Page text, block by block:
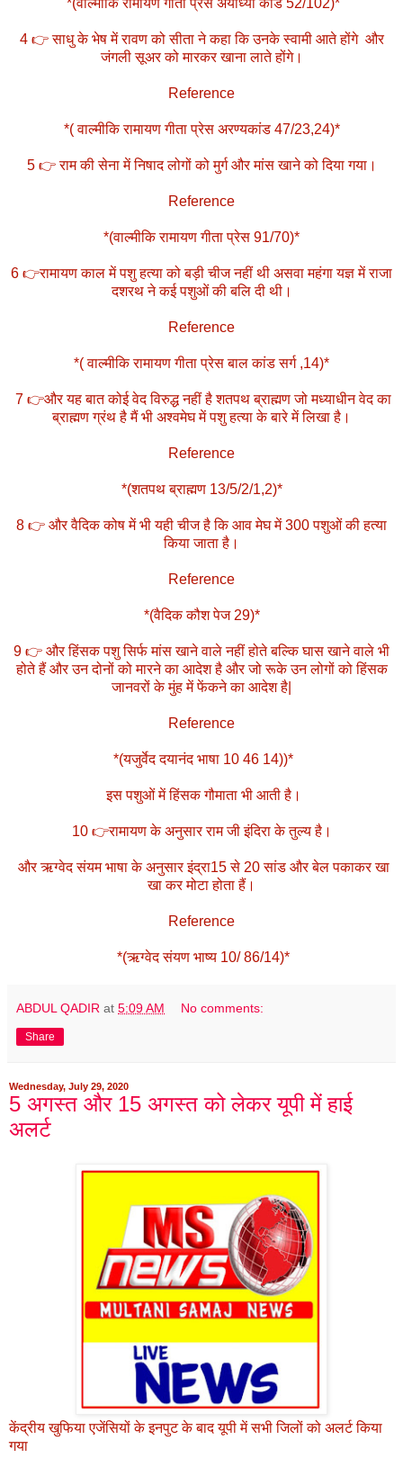
4 👉 साधु के भेष में रावण को सीता ने कहा कि उनके स्वामी आते होंगे और
जंगली सूअर को मारकर खाना लाते होंगे।
Reference
*( वाल्मीकि रामायण गीता प्रेस अरण्यकांड 47/23,24)*
5 👉 राम की सेना में निषाद लोगों को मुर्ग और मांस खाने को दिया गया।
Reference
*(वाल्मीकि रामायण गीता प्रेस 91/70)*
6 👉रामायण काल में पशु हत्या को बड़ी चीज नहीं थी असवा महंगा यज्ञ में राजा
दशरथ ने कई पशुओं की बलि दी थी।
Reference
*( वाल्मीकि रामायण गीता प्रेस बाल कांड सर्ग ,14)*
7 👉और यह बात कोई वेद विरुद्ध नहीं है शतपथ ब्राह्मण जो मध्याधीन वेद का
ब्राह्मण ग्रंथ है मैं भी अश्वमेघ में पशु हत्या के बारे में लिखा है।
Reference
*(शतपथ ब्राह्मण 13/5/2/1,2)*
8 👉 और वैदिक कोष में भी यही चीज है कि आव मेघ में 300 पशुओं की हत्या
किया जाता है।
Reference
*(वैदिक कौश पेज 29)*
9 👉 और हिंसक पशु सिर्फ मांस खाने वाले नहीं होते बल्कि घास खाने वाले भी
होते हैं और उन दोनों को मारने का आदेश है और जो रूके उन लोगों को हिंसक
जानवरों के मुंह में फेंकने का आदेश है|
Reference
*(यजुर्वेद दयानंद भाषा 10 46 14))*
इस पशुओं में हिंसक गौमाता भी आती है।
10 👉रामायण के अनुसार राम जी इंदिरा के तुल्य है।
और ऋग्वेद संयम भाषा के अनुसार इंद्रा15 से 20 सांड और बेल पकाकर खा
खा कर मोटा होता हैं।
Reference
*(ऋग्वेद संयण भाष्य 10/ 86/14)*
ABDUL QADIR at 5:09 AM No comments:
Share
Wednesday, July 29, 2020
5 अगस्त और 15 अगस्त को लेकर यूपी में हाई
अलर्ट
केंद्रीय खुफिया एजेंसियों के इनपुट के बाद यूपी में सभी जिलों को अलर्ट किया
गया